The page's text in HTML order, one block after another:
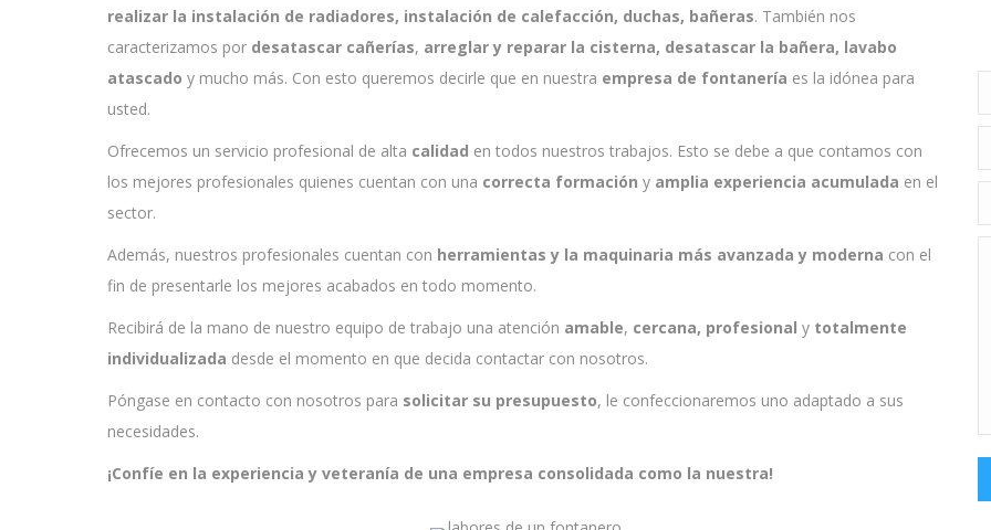
realizar la instalación de radiadores, instalación de calefacción, duchas, bañeras. También nos
caracterizamos por desatascar cañerías, arreglar y reparar la cisterna, desatascar la bañera, lavabo
atascado y mucho más. Con esto queremos decirle que en nuestra empresa de fontanería es la idónea para
usted.
Ofrecemos un servicio profesional de alta calidad en todos nuestros trabajos. Esto se debe a que contamos con
los mejores profesionales quienes cuentan con una correcta formación y amplia experiencia acumulada en el
sector.
Además, nuestros profesionales cuentan con herramientas y la maquinaria más avanzada y moderna con el
fin de presentarle los mejores acabados en todo momento.
Recibirá de la mano de nuestro equipo de trabajo una atención amable, cercana, profesional y totalmente
individualizada desde el momento en que decida contactar con nosotros.
Póngase en contacto con nosotros para solicitar su presupuesto, le confeccionaremos uno adaptado a sus
necesidades.
¡Confíe en la experiencia y veteranía de una empresa consolidada como la nuestra!